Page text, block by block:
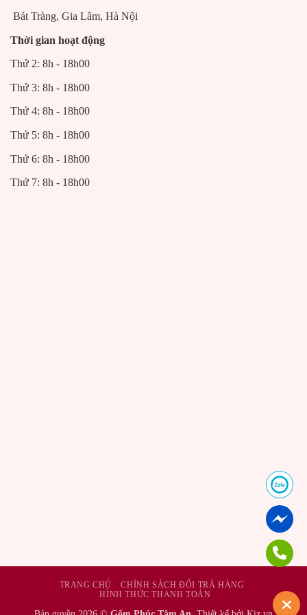
– Chính sách bán hàng rõ ràng, bảo hành đổi tra nhanh chóng khi
Với những yếu tố trên thì bạn còn chần chờ gì nữa, hãy liên hệ
bình
hoa bàn thờđẹp nhất.
Bát Tràng, Gia Lâm, Hà Nội
Thời gian hoạt động
Thứ 2: 8h - 18h00
Thứ 3: 8h - 18h00
Thứ 4: 8h - 18h00
Thứ 5: 8h - 18h00
Thứ 6: 8h - 18h00
Thứ 7: 8h - 18h00
TRANG CHỦ
CHÍNH SÁCH ĐỔI TRẢ HÀNG
HÌNH THỨC THANH TOÁN